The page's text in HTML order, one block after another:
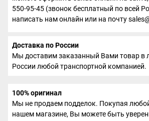
550-95-45 (звонок бесплатный по всей
написать нам онлайн или на почту
Доставка по России
Мы доставим заказанный Вами товар в
России любой транспортной компанией.
100% оригинал
Мы не продаем подделок. Покупая
нашем магазине, Вы можете быть